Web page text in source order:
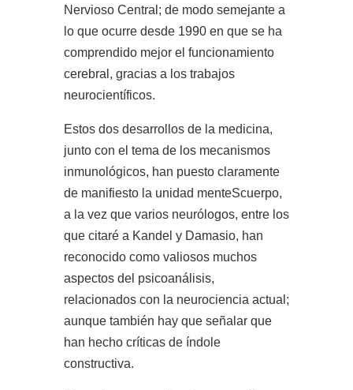
Nervioso Central; de modo semejante a
lo que ocurre desde 1990 en que se ha
comprendido mejor el funcionamiento
cerebral, gracias a los trabajos
neurocientíficos.
Estos dos desarrollos de la medicina,
junto con el tema de los mecanismos
inmunológicos, han puesto claramente
de manifiesto la unidad menteScuerpo,
a la vez que varios neurólogos, entre los
que citaré a Kandel y Damasio, han
reconocido como valiosos muchos
aspectos del psicoanálisis,
relacionados con la neurociencia actual;
aunque también hay que señalar que
han hecho críticas de índole
constructiva.